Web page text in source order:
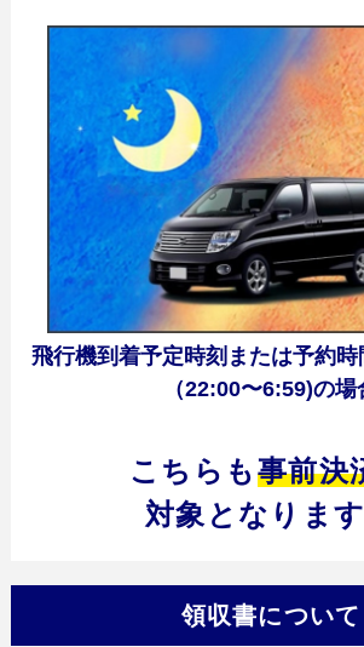
飛行機到着予定時刻または予約時
（22:00〜6:59)の場
こちらも事前決
対象となります
領収書について